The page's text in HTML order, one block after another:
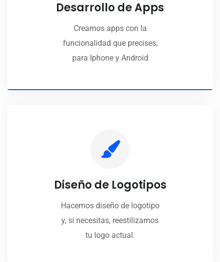
Desarrollo de Apps
Creamos apps con la
funcionalidad que precises,
para Iphone y Android
Diseño de Logotipos
Hacemos diseño de logotipo
y, si necesitas, reestilizamos
tu logo actual.